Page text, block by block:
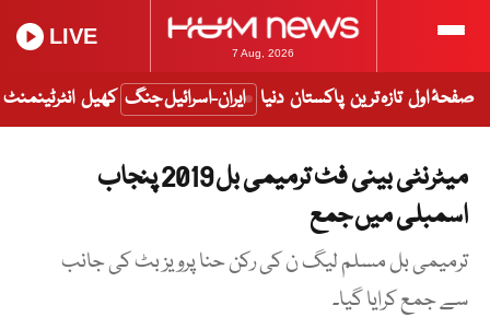
7 Aug, 2026
LIVE
صفحۂ اول تازہ ترین پاکستان دنیا ایران-اسرائیل جنگ کھیل انٹرٹینمنٹ
میٹرنٹی بینی فٹ ترمیمی بل 2019 پنجاب
اسمبلی میں جمع
ترمیمی بل مسلم لیگ ن کی رکن حنا پرویز بٹ کی جانب
سے جمع کرایا گیا۔